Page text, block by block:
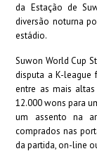
da Estação de
diversão noturna
estádio.
Suwon World Cup
disputa a K-league
entre as mais altas
12.000 wons para
um assento na
comprados nas
da partida, on-line